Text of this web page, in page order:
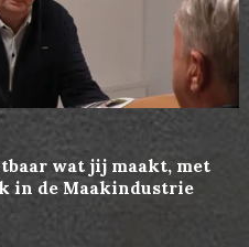
wat jij maakt, met
in de Maakindustrie